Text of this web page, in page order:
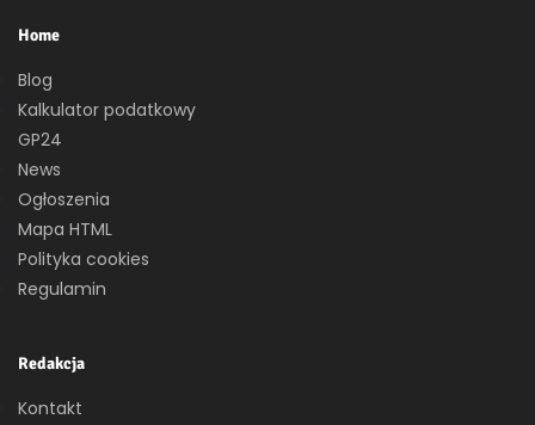
Home
Blog
Kalkulator podatkowy
GP24
News
Ogłoszenia
Mapa HTML
Polityka cookies
Regulamin
Redakcja
Kontakt